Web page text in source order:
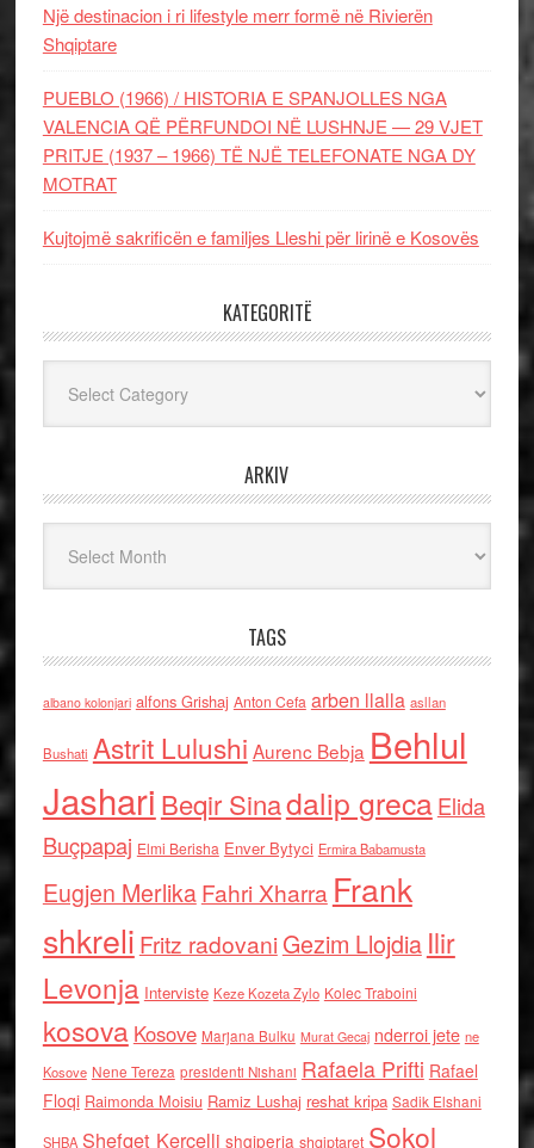
Një destinacion i ri lifestyle merr formë në Rivierën
Shqiptare
PUEBLO (1966) / HISTORIA E SPANJOLLES NGA
VALENCIA QË PËRFUNDOI NË LUSHNJE — 29 VJET
PRITJE (1937 – 1966) TË NJË TELEFONATE NGA DY
MOTRAT
Kujtojmë sakrificën e familjes Lleshi për lirinë e Kosovës
KATEGORITË
ARKIV
TAGS
albano kolonjari alfons Grishaj Anton Cefa arben llalla asllan
Bushati Astrit Lulushi Aurenc Bebja Behlul
Jashari Beqir Sinadalip grecaElida
Buçpapaj Elmi Berisha Enver Bytyci Ermira Babamusta
Eugjen MerlikaFahri Xharra Frank
shkreli Fritz radovaniGezim Llojdia Ilir
Levonja Interviste Keze Kozeta Zylo Kolec Traboini
kosova Kosove Marjana Bulku Murat Gecaj nderroi jete ne
Kosove Nene Tereza presidenti Nishani Rafaela Prifti Rafael
Floqi Raimonda Moisiu Ramiz Lushaj reshat kripa Sadik Elshani
SHBA Shefqet Kercelli shqiperia shqiptaret Sokol